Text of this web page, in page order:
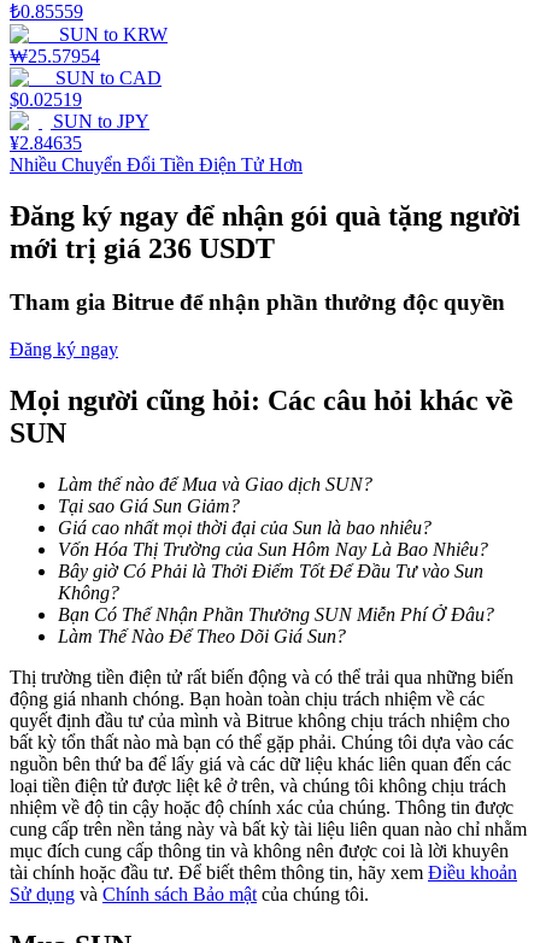
Đặt cọc linh hoạt để kiếm được các token phổ biến.
Khóa BTR
Đầu tư độc quyền cho người nắm giữ BTR
Khoản vay
Dịch vụ vay được hỗ trợ bằng tiền điện tử
₺0.85559
SUN to KRW
₩25.57954
SUN to CAD
$0.02519
SUN to JPY
¥2.84635
Nhiều Chuyển Đổi Tiền Điện Tử Hơn
Đăng ký ngay để nhận gói quà tặng người
mới trị giá 236 USDT
Tham gia Bitrue để nhận phần thưởng độc quyền
Đăng ký ngay
Mọi người cũng hỏi: Các câu hỏi khác về
SUN
Làm thế nào để Mua và Giao dịch SUN?
Tại sao Giá Sun Giảm?
Giá cao nhất mọi thời đại của Sun là bao nhiêu?
Vốn Hóa Thị Trường của Sun Hôm Nay Là Bao Nhiêu?
Bây giờ Có Phải là Thởi Điểm Tốt Để Đầu Tư vào Sun
Không?
Bạn Có Thể Nhận Phần Thưởng SUN Miễn Phí Ở Đâu?
Làm Thế Nào Để Theo Dõi Giá Sun?
Thị trường tiền điện tử rất biến động và có thể trải qua những biến
động giá nhanh chóng. Bạn hoàn toàn chịu trách nhiệm về các
quyết định đầu tư của mình và Bitrue không chịu trách nhiệm cho
bất kỳ tổn thất nào mà bạn có thể gặp phải. Chúng tôi dựa vào các
nguồn bên thứ ba để lấy giá và các dữ liệu khác liên quan đến các
loại tiền điện tử được liệt kê ở trên, và chúng tôi không chịu trách
nhiệm về độ tin cậy hoặc độ chính xác của chúng. Thông tin được
cung cấp trên nền tảng này và bất kỳ tài liệu liên quan nào chỉ nhằm
mục đích cung cấp thông tin và không nên được coi là lời khuyên
tài chính hoặc đầu tư. Để biết thêm thông tin, hãy xem Điều khoản
Sử dụng và Chính sách Bảo mật của chúng tôi.